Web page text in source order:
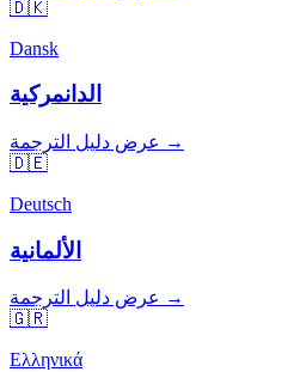
🇩🇰
Dansk
الدانمركية
عرض دليل الترجمة →
🇩🇪
Deutsch
الألمانية
عرض دليل الترجمة →
🇬🇷
Ελληνικά